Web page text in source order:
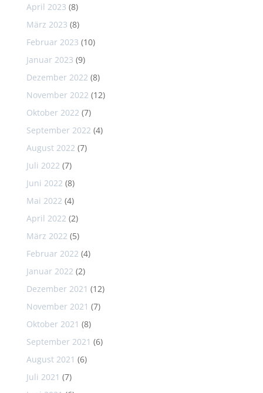
April 2023 (8)
März 2023 (8)
Februar 2023 (10)
Januar 2023 (9)
Dezember 2022 (8)
November 2022 (12)
Oktober 2022 (7)
September 2022 (4)
August 2022 (7)
Juli 2022 (7)
Juni 2022 (8)
Mai 2022 (4)
April 2022 (2)
März 2022 (5)
Februar 2022 (4)
Januar 2022 (2)
Dezember 2021 (12)
November 2021 (7)
Oktober 2021 (8)
September 2021 (6)
August 2021 (6)
Juli 2021 (7)